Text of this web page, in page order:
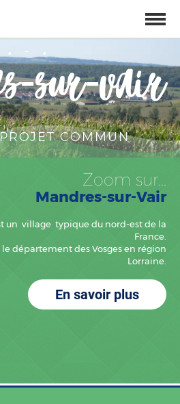
-
COMMUN
Zoom sur...
Mandres-sur-Vair
un village typique du nord-est de la
France.
département des Vosges en région
Lorraine.
En savoir plus